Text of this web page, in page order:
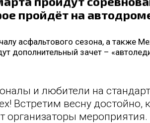
пройдёт на
асфальтового сезона, а также
дополнительный зачет –
и любители на
Встретим весну достойно,
организаторы мероприятия.